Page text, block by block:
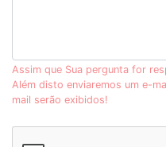
Assim que Sua pergunta for
Além disto enviaremos um e-
mail serão exibidos!